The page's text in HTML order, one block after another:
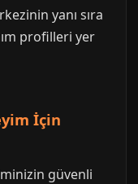
yanı sıra
profilleri yer
İçin
güvenli